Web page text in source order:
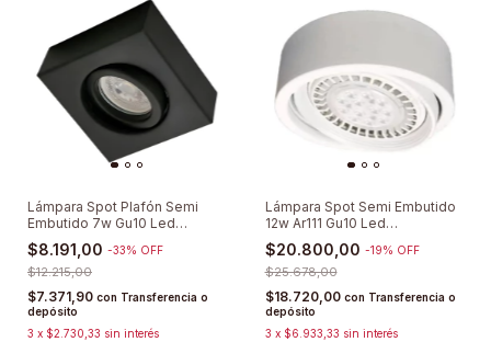
Lámpara Spot Plafón Semi
Embutido 7w Gu10 Led
Cuadrado Móvil
$8.191,00 -33% OFF
$12.215,00
$7.371,90 con Transferencia o
depósito
3 x $2.730,33 sin interés
Lámpara Spot Semi Embutido
12w Ar111 Gu10 Led
Dimerizable
$20.800,00 -19% OFF
$25.678,00
$18.720,00 con Transferencia o
depósito
3 x $6.933,33 sin interés